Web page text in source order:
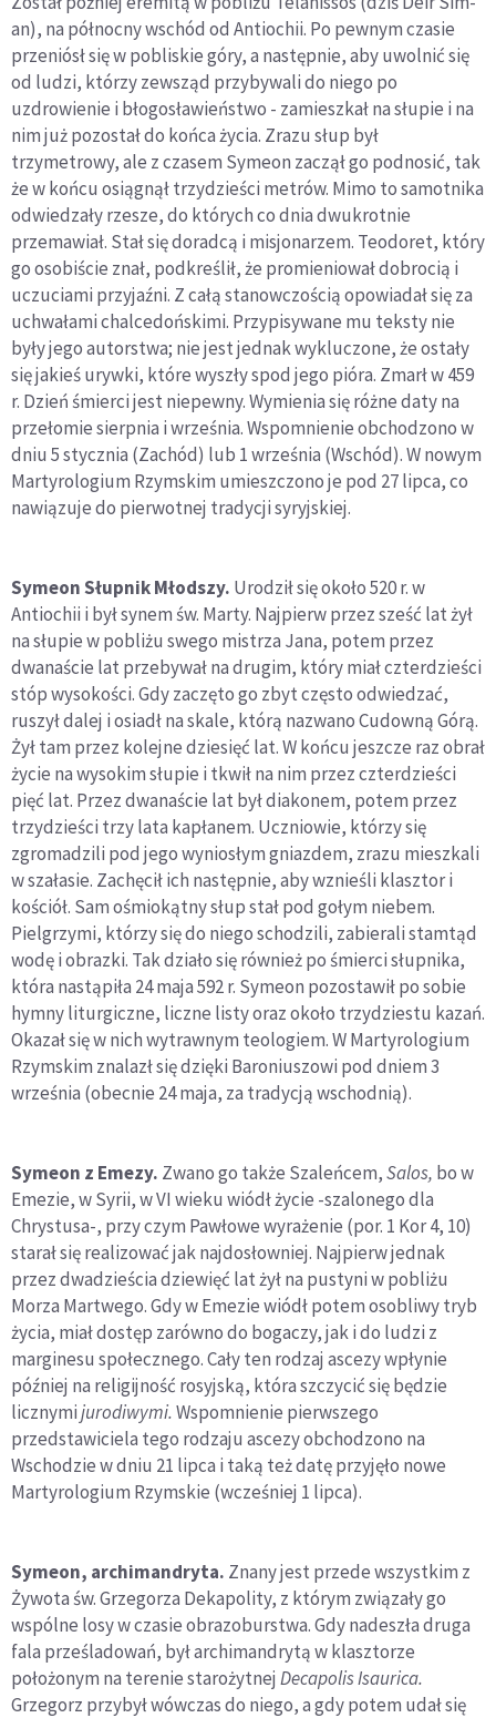
an), na północny wschód od Antiochii. Po pewnym czasie
przeniósł się w pobliskie góry, a następnie, aby uwolnić się
od ludzi, którzy zewsząd przybywali do niego po
uzdrowienie i błogosławieństwo - zamieszkał na słupie i na
nim już pozostał do końca życia. Zrazu słup był
trzymetrowy, ale z czasem Symeon zaczął go podnosić, tak
że w końcu osiągnął trzydzieści metrów. Mimo to samotnika
odwiedzały rzesze, do których co dnia dwukrotnie
przemawiał. Stał się doradcą i misjonarzem. Teodoret, który
go osobiście znał, podkreślił, że promieniował dobrocią i
uczuciami przyjaźni. Z całą stanowczością opowiadał się za
uchwałami chalcedońskimi. Przypisywane mu teksty nie
były jego autorstwa; nie jest jednak wykluczone, że ostały
się jakieś urywki, które wyszły spod jego pióra. Zmarł w 459
r. Dzień śmierci jest niepewny. Wymienia się różne daty na
przełomie sierpnia i września. Wspomnienie obchodzono w
dniu 5 stycznia (Zachód) lub 1 września (Wschód). W nowym
Martyrologium Rzymskim umieszczono je pod 27 lipca, co
nawiązuje do pierwotnej tradycji syryjskiej.
Symeon Słupnik Młodszy. Urodził się około 520 r. w
Antiochii i był synem św. Marty. Najpierw przez sześć lat żył
na słupie w pobliżu swego mistrza Jana, potem przez
dwanaście lat przebywał na drugim, który miał czterdzieści
stóp wysokości. Gdy zaczęto go zbyt często odwiedzać,
ruszył dalej i osiadł na skale, którą nazwano Cudowną Górą.
Żył tam przez kolejne dziesięć lat. W końcu jeszcze raz obrał
życie na wysokim słupie i tkwił na nim przez czterdzieści
pięć lat. Przez dwanaście lat był diakonem, potem przez
trzydzieści trzy lata kapłanem. Uczniowie, którzy się
zgromadzili pod jego wyniosłym gniazdem, zrazu mieszkali
w szałasie. Zachęcił ich następnie, aby wznieśli klasztor i
kościół. Sam ośmiokątny słup stał pod gołym niebem.
Pielgrzymi, którzy się do niego schodzili, zabierali stamtąd
wodę i obrazki. Tak działo się również po śmierci słupnika,
która nastąpiła 24 maja 592 r. Symeon pozostawił po sobie
hymny liturgiczne, liczne listy oraz około trzydziestu kazań.
Okazał się w nich wytrawnym teologiem. W Martyrologium
Rzymskim znalazł się dzięki Baroniuszowi pod dniem 3
września (obecnie 24 maja, za tradycją wschodnią).
Symeon z Emezy. Zwano go także Szaleńcem,Salos, bo w
Emezie, w Syrii, w VI wieku wiódł życie -szalonego dla
Chrystusa-, przy czym Pawłowe wyrażenie (por. 1 Kor 4, 10)
starał się realizować jak najdosłowniej. Najpierw jednak
przez dwadzieścia dziewięć lat żył na pustyni w pobliżu
Morza Martwego. Gdy w Emezie wiódł potem osobliwy tryb
życia, miał dostęp zarówno do bogaczy, jak i do ludzi z
marginesu społecznego. Cały ten rodzaj ascezy wpłynie
później na religijność rosyjską, która szczycić się będzie
licznymijurodiwymi.Wspomnienie pierwszego
przedstawiciela tego rodzaju ascezy obchodzono na
Wschodzie w dniu 21 lipca i taką też datę przyjęło nowe
Martyrologium Rzymskie (wcześniej 1 lipca).
Symeon, archimandryta. Znany jest przede wszystkim z
Żywota św. Grzegorza Dekapolity, z którym związały go
wspólne losy w czasie obrazoburstwa. Gdy nadeszła druga
fala prześladowań, był archimandrytą w klasztorze
położonym na terenie starożytnej Decapolis Isaurica.
Grzegorz przybył wówczas do niego, a gdy potem udał się